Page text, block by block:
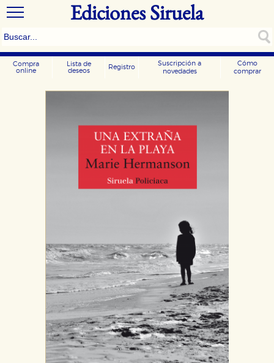
Ediciones Siruela
Compra
online
Lista de
deseos
Registro
Suscripción a
novedades
Cómo
comprar